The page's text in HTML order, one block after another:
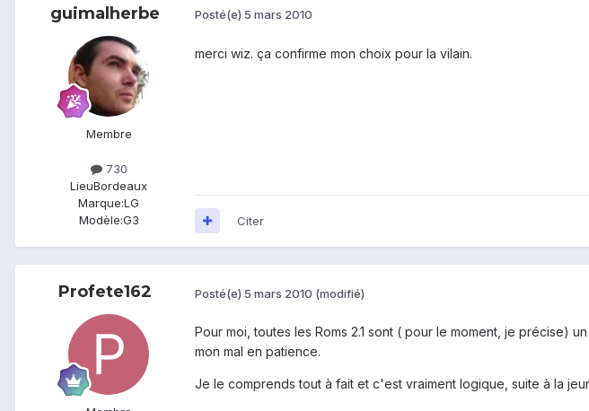
guimalherbe
Membre
730
LieuBordeaux
Marque:LG
Modèle:G3
Posté(e) 5 mars 2010
merci wiz. ça confirme mon choix pour la vilain.
Citer
Profete162 Posté(e) 5 mars 2010 (modifié)
Pour moi, toutes les Roms 2.1 sont ( pour le moment, je précise)
mon mal en patience.
Je le comprends tout à fait et c'est vraiment logique, suite à la